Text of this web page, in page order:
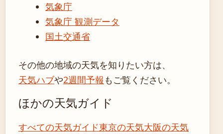
気象庁
気象庁 観測データ
国土交通省
その他の地域の天気を知りたい方は、
天気ハブや2週間予報 もご覧ください。
ほかの天気ガイド
すべての天気ガイド東京の天気大阪の天気